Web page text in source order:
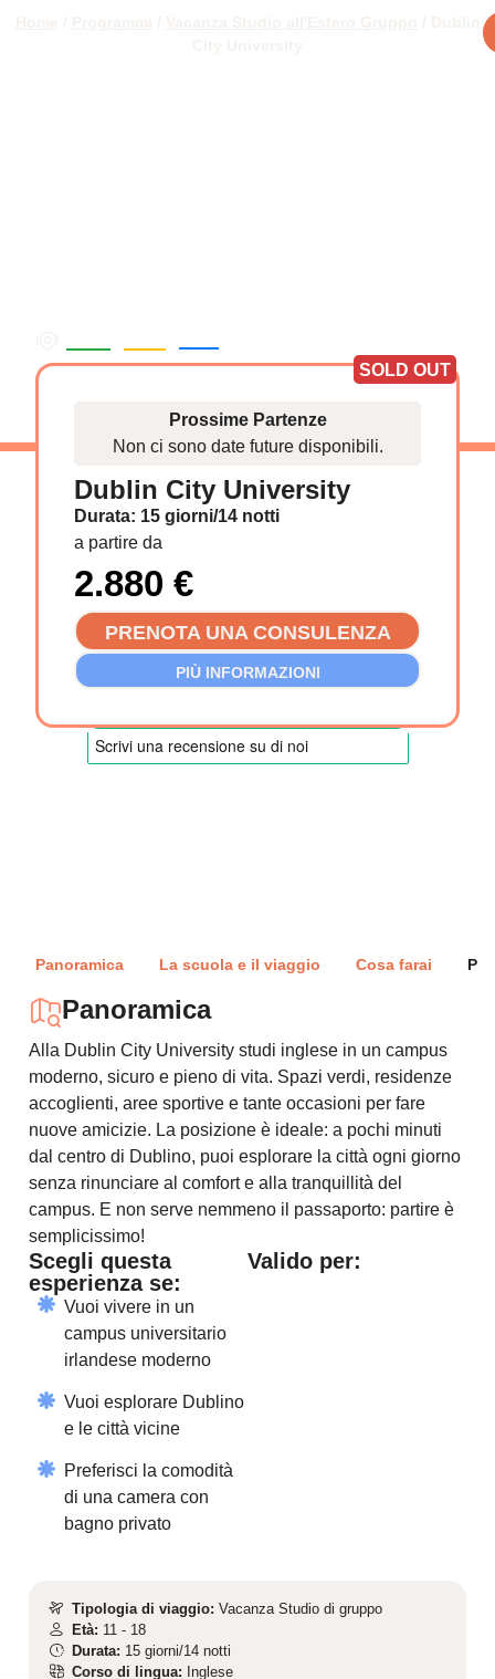
Dublin City University
Vacanza Studio di gruppo
Panoramica La scuola e il viaggio Cosa farai
Panoramica
Alla Dublin City University studi inglese in un campus
moderno, sicuro e pieno di vita. Spazi verdi, residenze
accoglienti, aree sportive e tante occasioni per fare
nuove amicizie. La posizione è ideale: a pochi minuti
dal centro di Dublino, puoi esplorare la città ogni giorno
senza rinunciare al comfort e alla tranquillità del
campus. E non serve nemmeno il passaporto: partire è
semplicissimo!
Valido per:
Scegli questa
esperienza se:
Vuoi vivere in un
campus universitario
irlandese moderno
Vuoi esplorare Dublino
e le città vicine
Preferisci la comodità
di una camera con
bagno privato
Tipologia di viaggio: Vacanza Studio di gruppo
Età: 11 - 18
Durata: 15 giorni/14 notti
Corso di lingua: Inglese
SOLD OUT
Prossime Partenze
Non ci sono date future disponibili.
Dublin City University
Durata: 15 giorni/14 notti
a partire da
2.880 €
PRENOTA UNA CONSULENZA
PIÙ INFORMAZIONI